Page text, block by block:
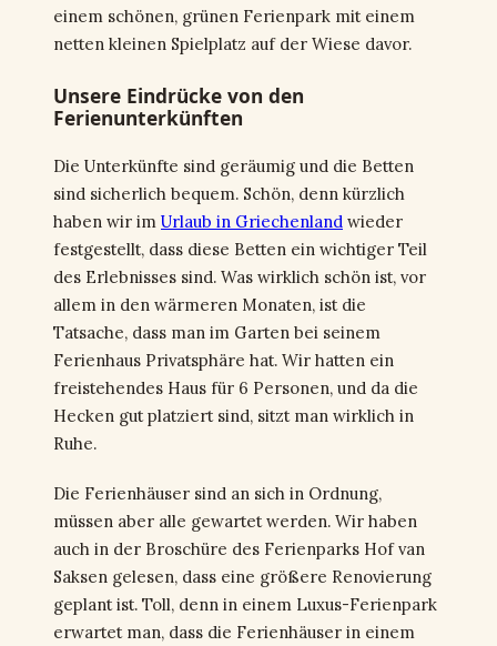
einem schönen, grünen Ferienpark mit einem
netten kleinen Spielplatz auf der Wiese davor.
Unsere Eindrücke von den
Ferienunterkünften
Die Unterkünfte sind geräumig und die Betten
sind sicherlich bequem. Schön, denn kürzlich
haben wir im Urlaub in Griechenland wieder
festgestellt, dass diese Betten ein wichtiger Teil
des Erlebnisses sind. Was wirklich schön ist, vor
allem in den wärmeren Monaten, ist die
Tatsache, dass man im Garten bei seinem
Ferienhaus Privatsphäre hat. Wir hatten ein
freistehendes Haus für 6 Personen, und da die
Hecken gut platziert sind, sitzt man wirklich in
Ruhe.
Die Ferienhäuser sind an sich in Ordnung,
müssen aber alle gewartet werden. Wir haben
auch in der Broschüre des Ferienparks Hof van
Saksen gelesen, dass eine größere Renovierung
geplant ist. Toll, denn in einem Luxus-Ferienpark
erwartet man, dass die Ferienhäuser in einem